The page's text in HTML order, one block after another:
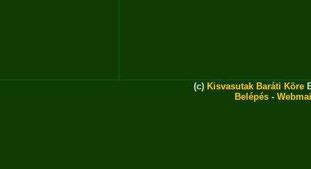
(c) Kisvasutak Baráti Köre
Belépés -